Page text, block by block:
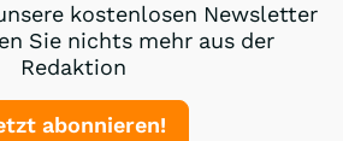
kostenlosen Newsletter
Sie nichts mehr aus der
Redaktion
abonnieren!